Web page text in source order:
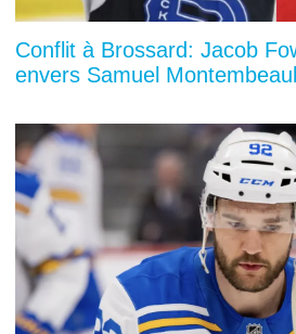
Conflit à Brossard: Jacob
envers Samuel